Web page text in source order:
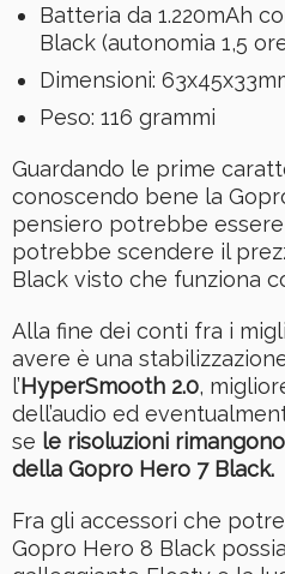
Batteria da 1.220mAh
Black (autonomia 1,5
Dimensioni:
Peso: 116 grammi
Guardando le prime
conoscendo bene la
pensiero potrebbe
potrebbe scendere il
Black visto che funziona
Alla fine dei conti fra i
avere è una
l’HyperSmooth 2.0,
dell’audio ed
se le risoluzioni
della Gopro Hero 7 Black.
Fra gli accessori che
Gopro Hero 8 Black